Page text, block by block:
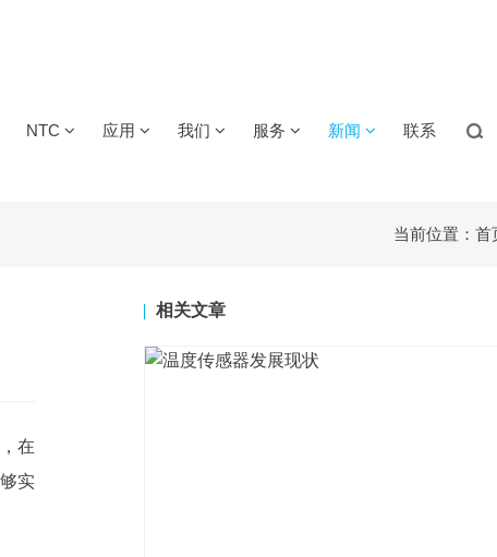
充电桩/枪
充电模块
电气火灾
医疗高精度
有线食品探针
NTC
NTC热敏电阻
应用
器
特普生自研NTC芯片的储能CCS集成采集母排，一体化研制，一致
我们
荣誉资质
VIP客户
服务 新闻 联系
当前位置： 首
在
实
相关文章